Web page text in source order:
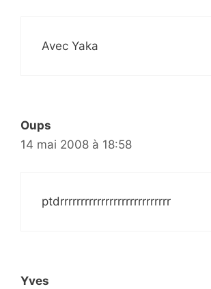
Avec Yaka
Oups
14 mai 2008 à 18:58
ptdrrrrrrrrrrrrrrrrrrrrrrrrrrr
Yves